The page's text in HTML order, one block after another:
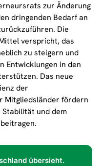
zur Änderung
dringenden Bedarf an
Die
verspricht, das
zu steigern und
Entwicklungen in den
Das neue
der
Mitgliedsländer fördern
und dem
übersieht.